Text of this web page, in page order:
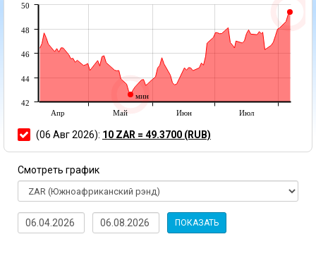
мин
Апр
Май Июн Июл
42
44
46
48
50
(06 Авг 2026): 10 ZAR = 49.3700 (RUB)
Смотреть график
ПОКАЗАТЬ